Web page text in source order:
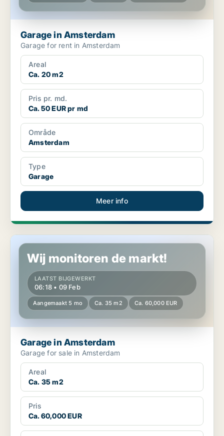
Garage in Amsterdam
Garage for rent in Amsterdam
Areal
Ca. 20 m2
Pris pr. md.
Ca. 50 EUR pr md
Område
Amsterdam
Type
Garage
Meer info
Garage in Amsterdam
Wij monitoren de markt!
LAATST BIJGEWERKT
06:18 • 09 Feb
Aangemaakt 5 mo Ca. 35 m2 Ca. 60,000 EUR
Garage in Amsterdam
Garage for sale in Amsterdam
Areal
Ca. 35 m2
Pris
Ca. 60,000 EUR